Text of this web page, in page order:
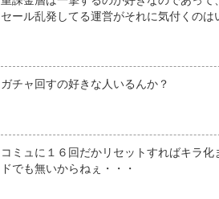
セール乱発してる運営がそれに気付くのは
ガチャ回すの好きな人いるんか？
コミュに１６回だかリセットすればキラ
ドでも無いからねぇ・・・